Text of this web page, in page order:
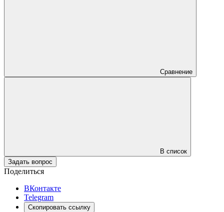
Сравнение
В список
Задать вопрос
Поделиться
ВКонтакте
Telegram
Скопировать ссылку